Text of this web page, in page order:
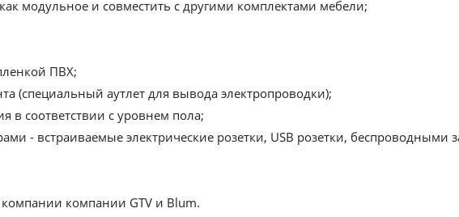
модульное и совместить с другими комплектами мебели;
ПВХ;
(специальный аутлет для вывода электропроводки);
в соответствии с уровнем пола;
- встраиваемые электрические розетки, USB розетки,
компании GTV и Blum.